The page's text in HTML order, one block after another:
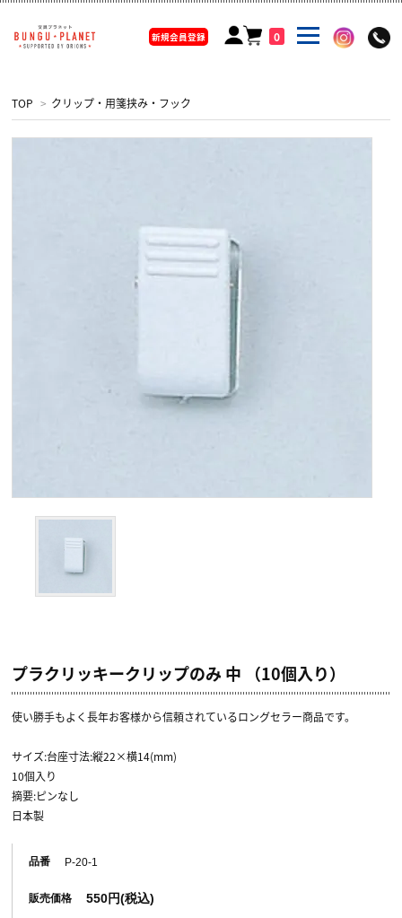
0
新規会員登録
TOP > クリップ・用箋挟み・フック
プラクリッキークリップのみ 中 （10個入り）
使い勝手もよく長年お客様から信頼されているロングセラー商品です。
サイズ:台座寸法:縦22×横14(mm)
10個入り
摘要:ピンなし
日本製
品番 P-20-1
販売価格 550円(税込)